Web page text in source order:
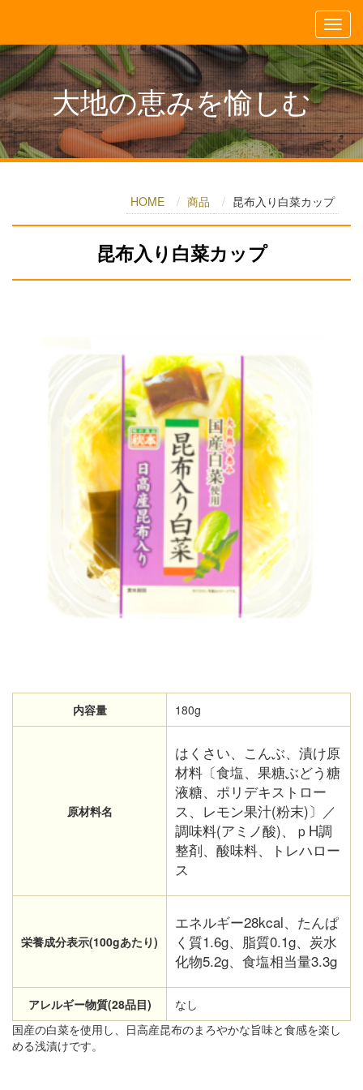
大地の恵みを愉しむ
HOME 商品 昆布入り白菜カップ
昆布入り白菜カップ
内容量 180g
原材料名
はくさい、こんぶ、漬け原
材料〔食塩、果糖ぶどう糖
液糖、ポリデキストロー
ス、レモン果汁(粉末)〕／
調味料(アミノ酸)、ｐH調
整剤、酸味料、トレハロー
ス
栄養成分表示(100gあたり)
エネルギー28kcal、たんぱ
く質1.6g、脂質0.1g、炭水
化物5.2g、食塩相当量3.3g
アレルギー物質(28品目)
なし
国産の白菜を使用し、日高産昆布のまろやかな旨味と食感を楽し
める浅漬けです。